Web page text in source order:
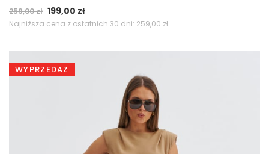
259,00zł Pierwotna
cena
259,00 zł.
199,00 złAktualna
cena
199,00 zł.
Najniższa cena z ostatnich 30 dni: 259,00 zł
WYPRZEDAŻ